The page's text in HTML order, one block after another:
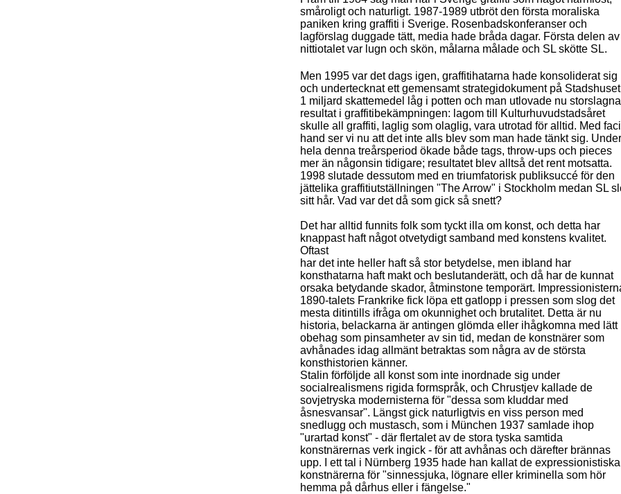
småroligt och naturligt. 1987-1989 utbröt den första moraliska
paniken kring graffiti i Sverige. Rosenbadskonferanser och
lagförslag duggade tätt, media hade bråda dagar. Första delen av
nittiotalet var lugn och skön, målarna målade och SL skötte SL.
Men 1995 var det dags igen, graffitihatarna hade konsoliderat sig
och undertecknat ett gemensamt strategidokument på
1 miljard skattemedel låg i potten och man utlovade nu storslagna
resultat i graffitibekämpningen: lagom till Kulturhuvudstadsåret
skulle all graffiti, laglig som olaglig, vara utrotad för alltid. Med
hand ser vi nu att det inte alls blev som man hade tänkt sig. Under
hela denna treårsperiod ökade både tags, throw-ups och pieces
mer än någonsin tidigare; resultatet blev alltså det rent motsatta.
1998 slutade dessutom med en triumfatorisk publiksuccé för den
jättelika graffitiutställningen "The Arrow" i Stockholm medan SL
sitt hår. Vad var det då som gick så snett?
Det har alltid funnits folk som tyckt illa om konst, och detta har
knappast haft något otvetydigt samband med konstens kvalitet.
Oftast
har det inte heller haft så stor betydelse, men ibland har
konsthatarna haft makt och beslutanderätt, och då har de kunnat
orsaka betydande skador, åtminstone temporärt.
1890-talets Frankrike fick löpa ett gatlopp i pressen som slog det
mesta ditintills ifråga om okunnighet och brutalitet. Detta är nu
historia, belackarna är antingen glömda eller ihågkomna med lätt
obehag som pinsamheter av sin tid, medan de konstnärer som
avhånades idag allmänt betraktas som några av de största
konsthistorien känner.
Stalin förföljde all konst som inte inordnade sig under
socialrealismens rigida formspråk, och Chrustjev kallade de
sovjetryska modernisterna för "dessa som kluddar med
åsnesvansar". Längst gick naturligtvis en viss person med
snedlugg och mustasch, som i München 1937 samlade ihop
"urartad konst" - där flertalet av de stora tyska samtida
konstnärernas verk ingick - för att avhånas och därefter brännas
upp. I ett tal i Nürnberg 1935 hade han kallat de expressionistiska
konstnärerna för "sinnessjuka, lögnare eller kriminella som hör
hemma på dårhus eller i fängelse."